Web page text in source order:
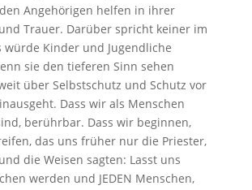
Angehörigen helfen in ihrer
Trauer. Darüber spricht keiner im
würde Kinder und Jugendliche
sie den tieferen Sinn sehen
über Selbstschutz und Schutz vor
Dass wir als Menschen
berührbar. Dass wir beginnen,
das uns früher nur die Priester,
die Weisen sagten: Lasst uns
werden und JEDEN Menschen,